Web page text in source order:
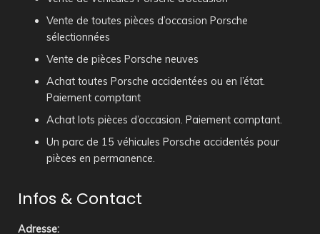
Vente de toutes pièces d’occasion Porsche
sélectionnées
Vente de pièces Porsche neuves
Achat toutes Porsche accidentées ou en l’état.
Paiement comptant
Achat lots pièces d’occasion. Paiement comptant.
Un parc de 15 véhicules Porsche accidentés pour
pièces en permanence.
Infos & Contact
Adresse: